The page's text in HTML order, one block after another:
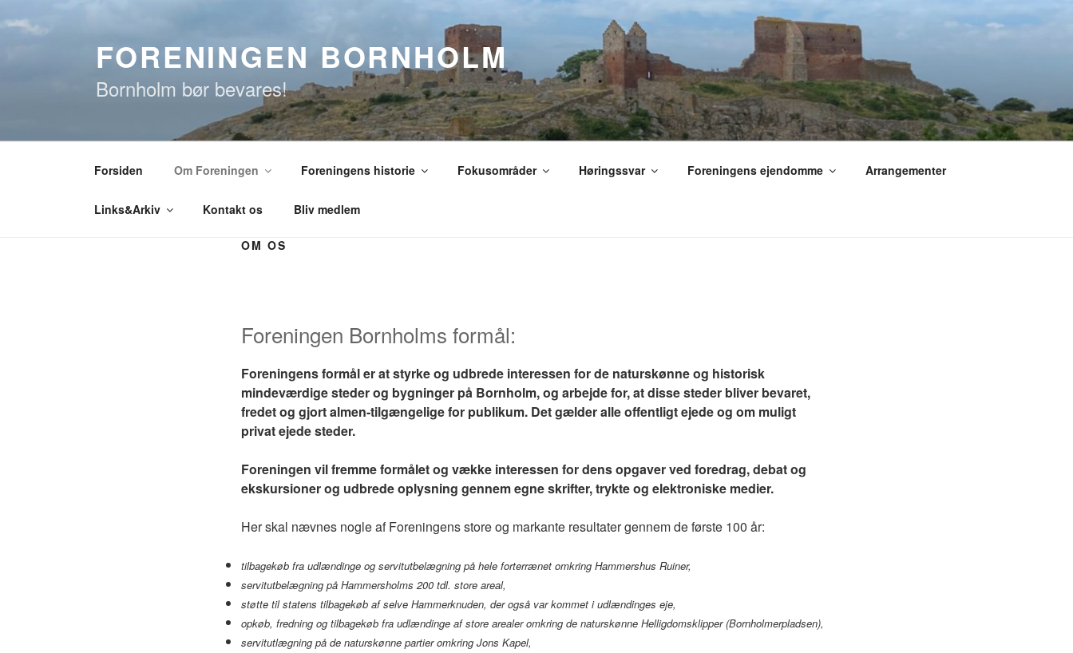
til
FORENINGEN BORNHOLM
Bornholm bør bevares!
Forsiden Om Foreningen Foreningens historie Fokusområder Høringssvar Foreningens ejendomme Arrangementer
Links&Arkiv Kontakt os Bliv medlem
OM OS
Foreningen Bornholms formål:
Foreningens formål er at styrke og udbrede interessen for de naturskønne og historisk
mindeværdige steder og bygninger på Bornholm, og arbejde for, at disse steder bliver bevaret,
fredet og gjort almen-tilgængelige for publikum. Det gælder alle offentligt ejede og om muligt
privat ejede steder.
Foreningen vil fremme formålet og vække interessen for dens opgaver ved foredrag, debat og
ekskursioner og udbrede oplysning gennem egne skrifter, trykte og elektroniske medier.
Her skal nævnes nogle af Foreningens store og markante resultater gennem de første 100 år:
tilbagekøb fra udlændinge og servitutbelægning på hele forterrænet omkring Hammershus Ruiner,
servitutbelægning på Hammersholms 200 tdl. store areal,
støtte til statens tilbagekøb af selve Hammerknuden, der også var kommet i udlændinges eje,
opkøb, fredning og tilbagekøb fra udlændinge af store arealer omkring de naturskønne Hellig­domsklipper (Bornholmerpladsen),
servitutlægning på de naturskønne partier omkring Jons Kapel,